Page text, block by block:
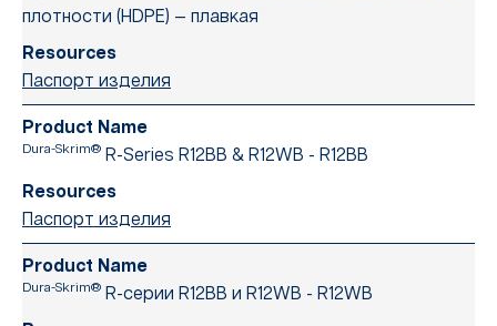
плотности (HDPE) — плавкая
Паспорт изделия
Dura-Skrim® R-Series R12BB & R12WB - R12BB
Паспорт изделия
Dura-Skrim® R-серии R12BB и R12WB - R12WB